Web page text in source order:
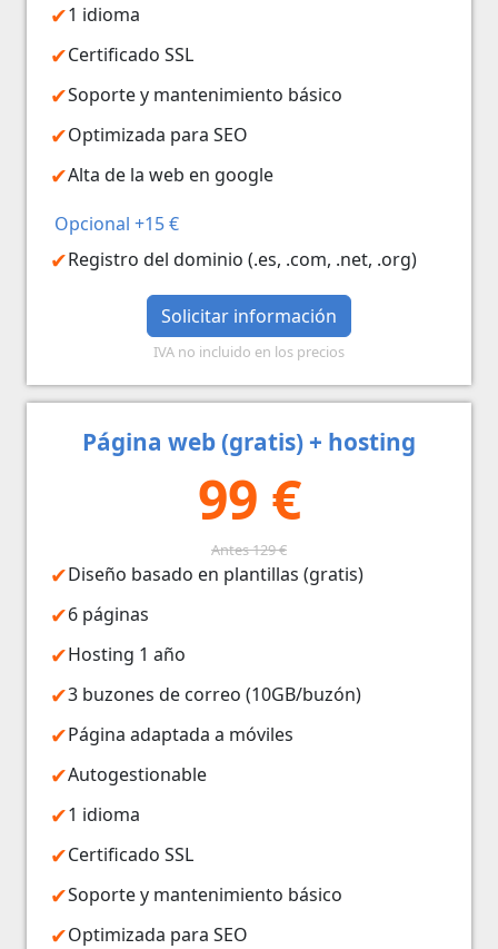
1 idioma
Certificado SSL
Soporte y mantenimiento básico
Optimizada para SEO
Alta de la web en google
Opcional +15 €
Registro del dominio (.es, .com, .net, .org)
Solicitar información
IVA no incluido en los precios
Página web (gratis) + hosting
99 €
Antes 129 €
Diseño basado en plantillas (gratis)
6 páginas
Hosting 1 año
3 buzones de correo (10GB/buzón)
Página adaptada a móviles
Autogestionable
1 idioma
Certificado SSL
Soporte y mantenimiento básico
Optimizada para SEO